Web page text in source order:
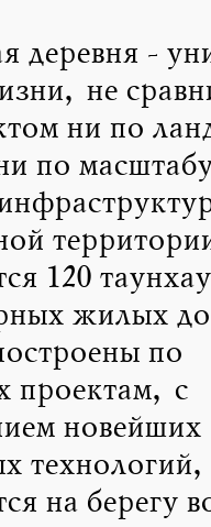
деревня -
не
ни по
по масштабу
120
жилых
по
проектам, с
новейших
на берегу